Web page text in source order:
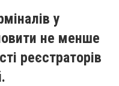
у
не менше
реєстраторів